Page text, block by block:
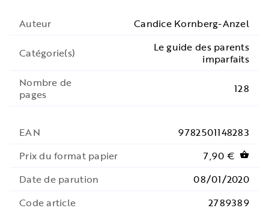
Auteur Candice Kornberg-Anzel
Catégorie(s)
Le guide des parents
imparfaits
Nombre de
pages
128
EAN
9782501148283
Prix du format papier
7,90 € shopping_basket
Date de parution
08/01/2020
Code article
2789389